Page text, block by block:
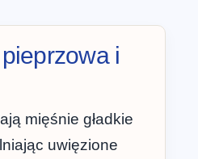
i
mięśnie gładkie
uwięzione